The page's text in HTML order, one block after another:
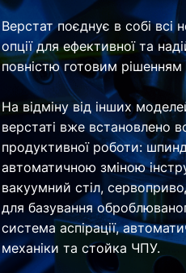
Верстат поєднує в собі всі
опції для ефективної та
повністю готовим
На відміну від інших
верстаті вже встановлено
продуктивної роботи:
автоматичною зміною
вакуумний стіл,
для базування
система аспірації,
механіки та стойка ЧПУ.